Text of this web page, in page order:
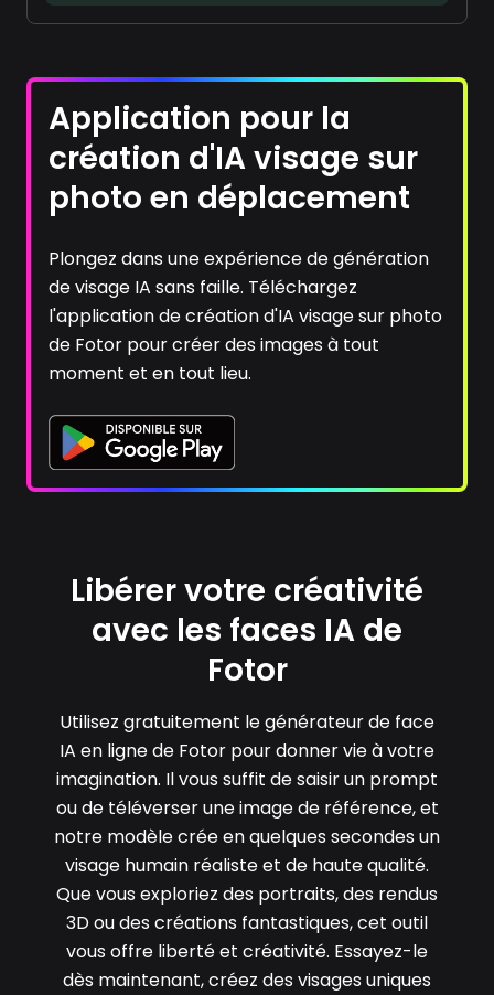
Application pour la
création d'IA visage sur
photo en déplacement
Plongez dans une expérience de génération
de visage IA sans faille. Téléchargez
l'application de création d'IA visage sur photo
de Fotor pour créer des images à tout
moment et en tout lieu.
Libérer votre créativité
avec les faces IA de
Fotor
Utilisez gratuitement le générateur de face
IA en ligne de Fotor pour donner vie à votre
imagination. Il vous suffit de saisir un prompt
ou de téléverser une image de référence, et
notre modèle crée en quelques secondes un
visage humain réaliste et de haute qualité.
Que vous exploriez des portraits, des rendus
3D ou des créations fantastiques, cet outil
vous offre liberté et créativité. Essayez-le
dès maintenant, créez des visages uniques